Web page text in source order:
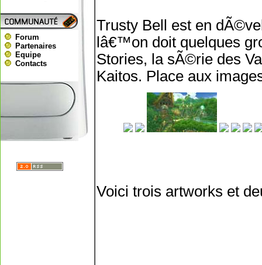
Forum
Partenaires
Equipe
Contacts
Trusty Bell est en
lâ€™on doit quelques
Stories, la sÃ©rie des
Kaitos. Place aux
Voici trois artworks et